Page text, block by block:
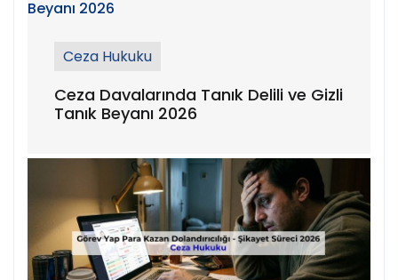
Ceza Hukuku
Ceza Davalarında Tanık Delili ve Gizli
Tanık Beyanı 2026